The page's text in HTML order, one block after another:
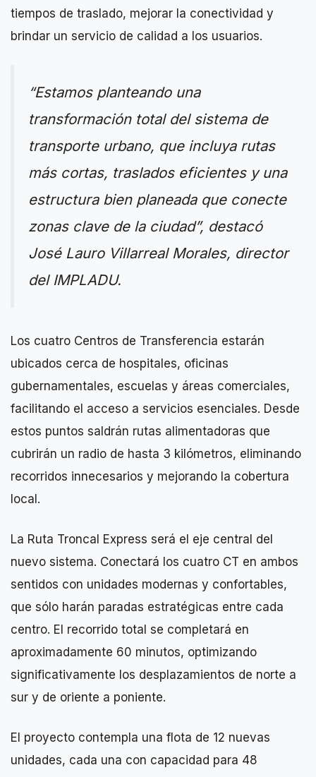
tiempos de traslado, mejorar la conectividad y
brindar un servicio de calidad a los usuarios.
“Estamos planteando una
transformación total del sistema de
transporte urbano, que incluya rutas
más cortas, traslados eficientes y una
estructura bien planeada que conecte
zonas clave de la ciudad”, destacó
José Lauro Villarreal Morales, director
del IMPLADU.
Los cuatro Centros de Transferencia estarán
ubicados cerca de hospitales, oficinas
gubernamentales, escuelas y áreas comerciales,
facilitando el acceso a servicios esenciales. Desde
estos puntos saldrán rutas alimentadoras que
cubrirán un radio de hasta 3 kilómetros, eliminando
recorridos innecesarios y mejorando la cobertura
local.
La Ruta Troncal Express será el eje central del
nuevo sistema. Conectará los cuatro CT en ambos
sentidos con unidades modernas y confortables,
que sólo harán paradas estratégicas entre cada
centro. El recorrido total se completará en
aproximadamente 60 minutos, optimizando
significativamente los desplazamientos de norte a
sur y de oriente a poniente.
El proyecto contempla una flota de 12 nuevas
unidades, cada una con capacidad para 48